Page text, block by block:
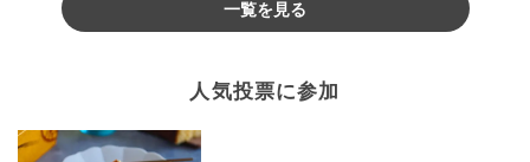
一覧を見る
人気投票に参加